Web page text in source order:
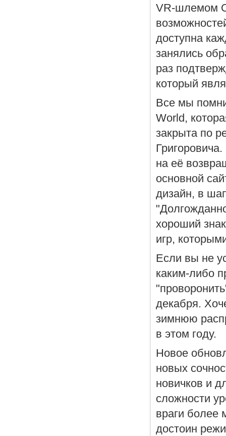
VR-шлемом
доступна
занялись
раз
который
Все мы
World,
закрыта по
на её
основной
дизайн, в
хороший
игр,
Если вы не
каким-либо
декабря.
зимнюю
в этом году.
Новое
новых
новичков и
сложности
враги более
достоин